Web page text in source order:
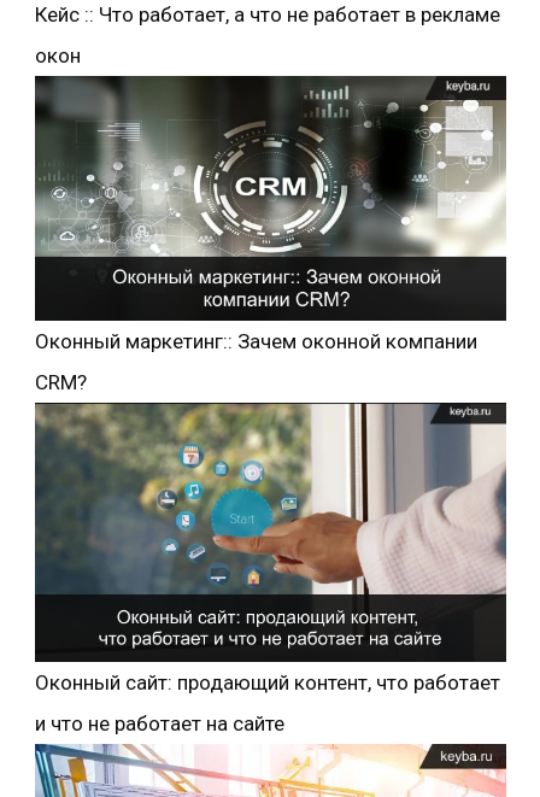
Кейс :: Что работает, а что не работает в рекламе
окон
Оконный маркетинг:: Зачем оконной компании
CRM?
Оконный сайт: продающий контент, что работает
и что не работает на сайте